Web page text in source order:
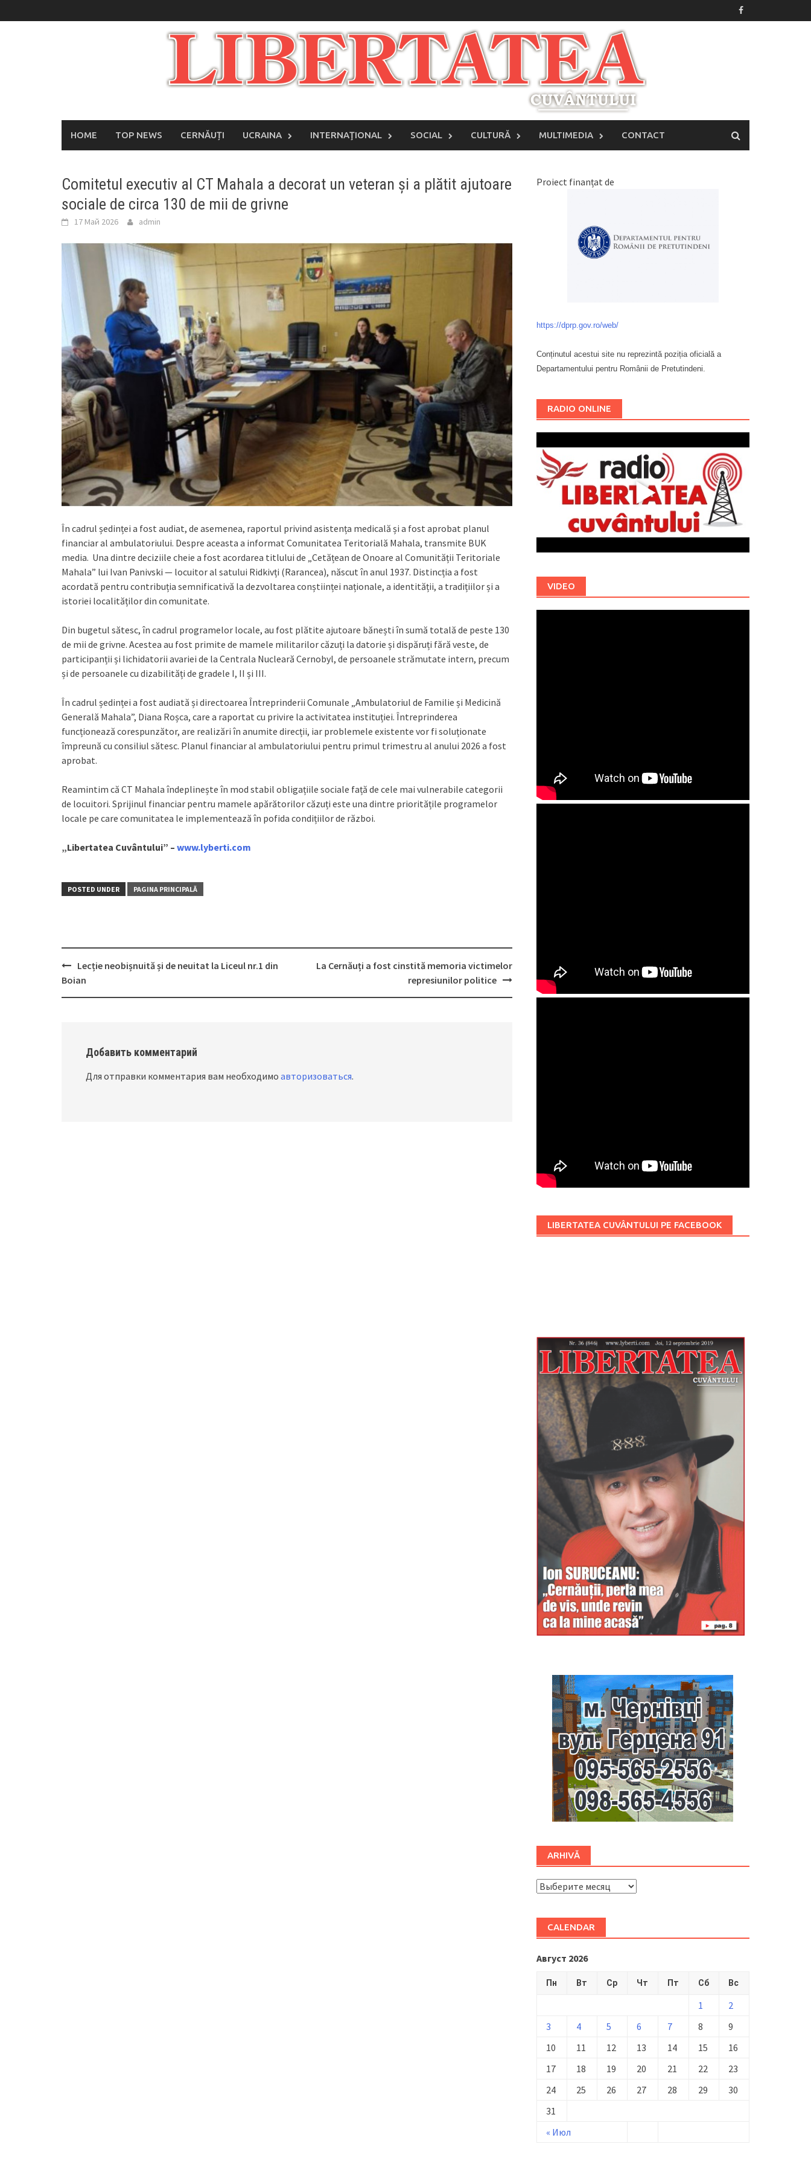
to
HOME TOP NEWS CERNĂUȚI UCRAINA INTERNAŢIONAL SOCIAL CULTURĂ MULTIMEDIA CONTACT
Comitetul executiv al CT Mahala a decorat un veteran și a plătit ajutoare
sociale de circa 130 de mii de grivne
17 Май 2026 admin
În cadrul ședinței a fost audiat, de asemenea, raportul privind asistența medicală și a fost aprobat planul
financiar al ambulatoriului. Despre aceasta a informat Comunitatea Teritorială Mahala, transmite BUK
media. Una dintre deciziile cheie a fost acordarea titlului de „Cetățean de Onoare al Comunității Teritoriale
Mahala” lui Ivan Panivski — locuitor al satului Ridkivți (Rarancea), născut în anul 1937. Distincția a fost
acordată pentru contribuția semnificativă la dezvoltarea conștiinței naționale, a identității, a tradițiilor și a
istoriei localităților din comunitate.
Din bugetul sătesc, în cadrul programelor locale, au fost plătite ajutoare bănești în sumă totală de peste 130
de mii de grivne. Acestea au fost primite de mamele militarilor căzuți la datorie și dispăruți fără veste, de
participanții și lichidatorii avariei de la Centrala Nucleară Cernobyl, de persoanele strămutate intern, precum
și de persoanele cu dizabilități de gradele I, II și III.
În cadrul ședinței a fost audiată și directoarea Întreprinderii Comunale „Ambulatoriul de Familie și Medicină
Generală Mahala”, Diana Roșca, care a raportat cu privire la activitatea instituției. Întreprinderea
funcționează corespunzător, are realizări în anumite direcții, iar problemele existente vor fi soluționate
împreună cu consiliul sătesc. Planul financiar al ambulatoriului pentru primul trimestru al anului 2026 a fost
aprobat.
Reamintim că CT Mahala îndeplinește în mod stabil obligațiile sociale față de cele mai vulnerabile categorii
de locuitori. Sprijinul financiar pentru mamele apărătorilor căzuți este una dintre prioritățile programelor
locale pe care comunitatea le implementează în pofida condițiilor de război.
„Libertatea Cuvântului” – www.lyberti.com
POSTED UNDER PAGINA PRINCIPALĂ
Post
navigation
Lecție neobișnuită și de neuitat la Liceul nr.1 din
Boian
La Cernăuți a fost cinstită memoria victimelor
represiunilor politice
Добавить комментарий
Для отправки комментария вам необходимо авторизоваться.
Proiect finanțat de
https://dprp.gov.ro/web/
Conținutul acestui site nu reprezintă poziția oficială a
Departamentului pentru Românii de Pretutindeni.
RADIO ONLINE
VIDEO
LIBERTATEA CUVÂNTULUI PE FACEBOOK
ARHIVĂ
ARHIVĂ
CALENDAR
Август 2026
Пн Вт Ср Чт Пт Сб Вс
« Июл
1
2
3
4 5 6 7 8
9
10
11 12 13 14 15
16
17
18 19 20 21 22
23
24
25 26 27 28 29
30
31